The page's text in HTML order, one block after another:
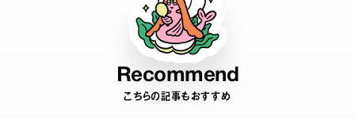
Recommend
こちらの記事もおすすめ